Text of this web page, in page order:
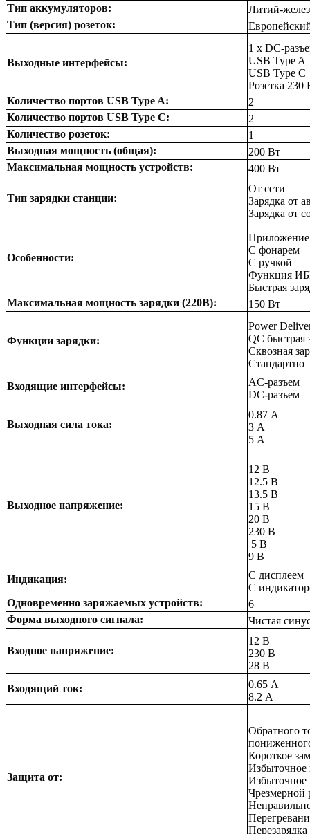
Тип аккумуляторов:
Литий-
Тип (версия) розеток:
Выходные интерфейсы:
1 x DC-
USB Type A
USB Type C
Розетка 230
Количество портов USB Type A:
2
Количество портов USB Type C:
2
Количество розеток:
1
Выходная мощность (общая):
200 Вт
Максимальная мощность устройств:
400 Вт
Тип зарядки станции:
От сети
Зарядка от
Зарядка от
Особенности:
С фонарем
С ручкой
Функция
Быстрая
Максимальная мощность зарядки (220В):
150 Вт
Функции зарядки:
Power
QC быстрая
Сквозная
Стандартно
Входящие интерфейсы:
AC-разъем
DC-разъем
Выходная сила тока:
0.87 А
3 А
5 А
Выходное напряжение:
12 В
12.5 В
13.5 В
15 В
20 В
230 В
5 В
9 В
Индикация:
С дисплеем
С
Одновременно заряжаемых устройств:
6
Форма выходного сигнала:
Чистая
Входное напряжение:
12 В
230 В
28 В
Входящий ток:
0.65 А
8.2 А
Защита от:
Обратного
Короткое
Избыточное
Избыточное
Чрезмерной
Перезарядка